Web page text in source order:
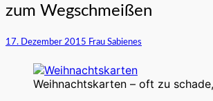
oft
zu
Wegschmeißen
zum Wegschmeißen
17. Dezember 2015 Frau Sabienes
Weihnachtskarten – oft zu